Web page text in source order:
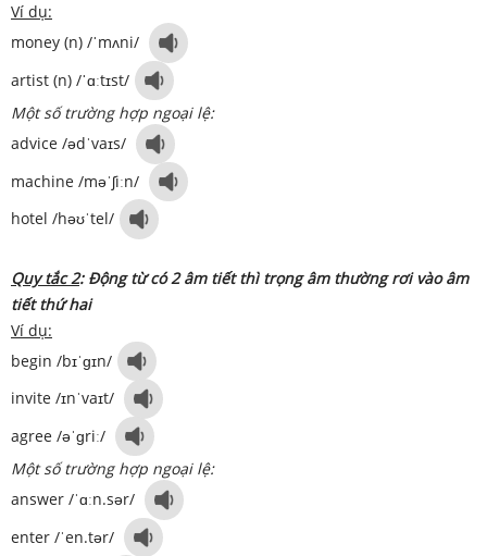
Ví dụ:
money (n) /ˈmʌni/
artist (n) /ˈɑːtɪst/
Một số trường hợp ngoại lệ:
advice /ədˈvaɪs/
machine /məˈʃiːn/
hotel /həʊˈtel/
Quy tắc 2: Động từ có 2 âm tiết thì trọng âm thư​ờng rơi vào âm
tiết thứ hai
Ví dụ:
begin /bɪˈɡɪn/
invite /ɪnˈvaɪt/
agree /əˈɡriː/
Một số trường hợp ngoại lệ:
answer /ˈɑːn.sər/
enter /ˈen.tər/